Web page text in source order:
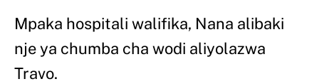
Mpaka hospitali walifika, Nana alibaki
nje ya chumba cha wodi aliyolazwa
Travo.